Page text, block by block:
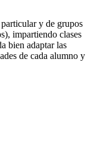
y de grupos
impartiendo clases
bien adaptar las
de cada alumno y